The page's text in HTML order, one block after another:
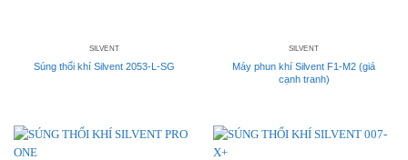
SILVENT
Súng thổi khí Silvent 2053-L-SG
SILVENT
Máy phun khí Silvent F1-M2 (giá
cạnh tranh)